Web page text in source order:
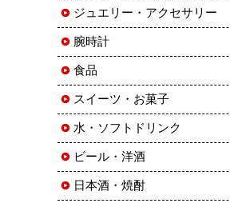
ジュエリー・アクセサリー
腕時計
食品
スイーツ・お菓子
水・ソフトドリンク
ビール・洋酒
日本酒・焼酎